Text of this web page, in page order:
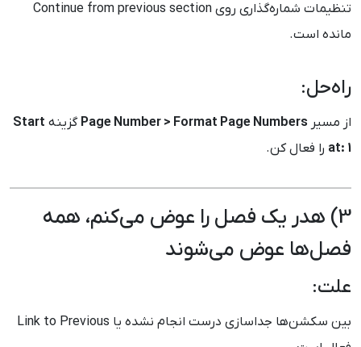
تنظیمات شماره‌گذاری روی Continue from previous section
مانده است.
راه‌حل:
از مسیر Page Number > Format Page Numbers گزینه Start
at: 1 را فعال کن.
3) هدر یک فصل را عوض می‌کنم، همه
فصل‌ها عوض می‌شوند
علت:
بین سکشن‌ها جداسازی درست انجام نشده یا Link to Previous